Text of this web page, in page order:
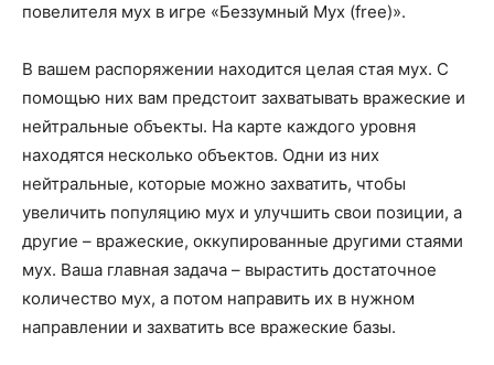
повелителя мух в игре «Беззумный Мух (free)».
В вашем распоряжении находится целая стая мух. С
помощью них вам предстоит захватывать вражеские и
нейтральные объекты. На карте каждого уровня
находятся несколько объектов. Одни из них
нейтральные, которые можно захватить, чтобы
увеличить популяцию мух и улучшить свои позиции, а
другие – вражеские, оккупированные другими стаями
мух. Ваша главная задача – вырастить достаточное
количество мух, а потом направить их в нужном
направлении и захватить все вражеские базы.